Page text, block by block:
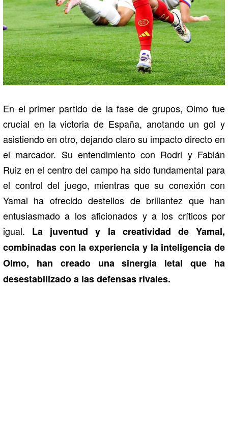
En el primer partido de la fase de grupos, Olmo fue
crucial en la victoria de España, anotando un gol y
asistiendo en otro, dejando claro su impacto directo en
el marcador. Su entendimiento con Rodri y Fabián
Ruiz en el centro del campo ha sido fundamental para
el control del juego, mientras que su conexión con
Yamal ha ofrecido destellos de brillantez que han
entusiasmado a los aficionados y a los críticos por
igual. La juventud y la creatividad de Yamal,
combinadas con la experiencia y la inteligencia de
Olmo, han creado una sinergia letal que ha
desestabilizado a las defensas rivales.